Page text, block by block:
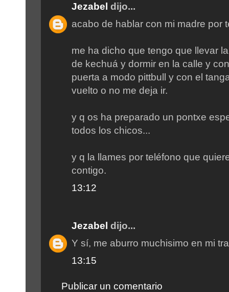
Jezabel dijo...
acabo de hablar con mi madre por
me ha dicho que tengo que llevar
de kechuá y dormir en la calle y
puerta a modo pittbull y con el
vuelto o no me deja ir.
y q os ha preparado un pontxe
todos los chicos...
y q la llames por teléfono que
contigo.
13:12
Jezabel dijo...
Y sí, me aburro muchisimo en mi
13:15
Publicar un comentario